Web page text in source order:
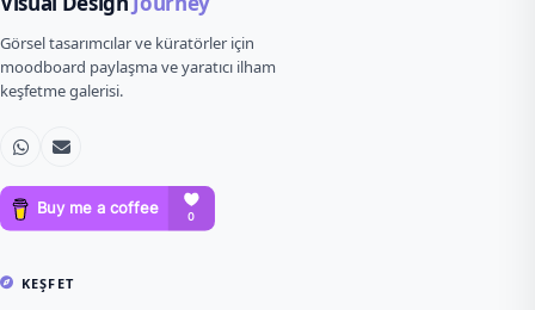
Görsel tasarımcılar ve küratörler için
moodboard paylaşma ve yaratıcı ilham
keşfetme galerisi.
KEŞFET